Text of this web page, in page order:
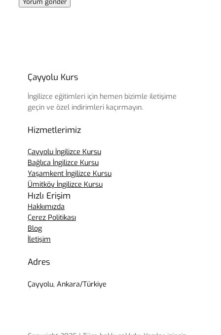
Çayyolu Kurs
İngilizce eğitimleri için hemen bizimle iletişime
geçin ve özel indirimleri kaçırmayın.
Hizmetlerimiz
Çayyolu İngilizce Kursu
Bağlıca İngilizce Kursu
Yaşamkent İngilizce Kursu
Ümitköy İngilizce Kursu
Hızlı Erişim
Hakkımızda
Çerez Politikası
Blog
İletişim
Adres
Çayyolu, Ankara/Türkiye